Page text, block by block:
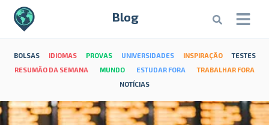
Blog
BOLSAS IDIOMAS PROVAS UNIVERSIDADES INSPIRAÇÃO
TESTES
RESUMÃO DA SEMANA
MUNDO ESTUDAR FORA
TRABALHAR FORA
NOTÍCIAS